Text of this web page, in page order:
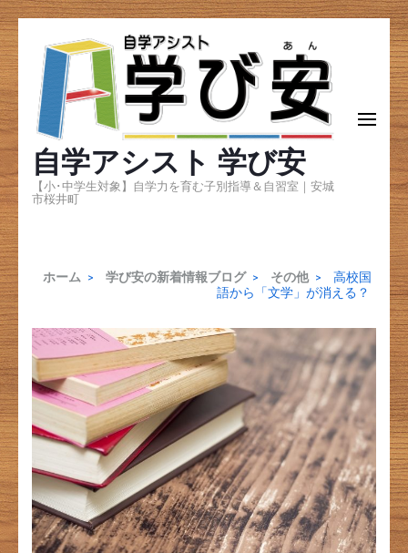
コ
ン
テ
ン
ツ
へ
ス
キ
ッ
プ
(Enter
を
押
す)
自学アシスト 学び安
【小･中学生対象】自学力を育む子別指導＆自習室｜安城
市桜井町
ホーム > 学び安の新着情報ブログ > その他 >
高校国
語から「文学」が消える？